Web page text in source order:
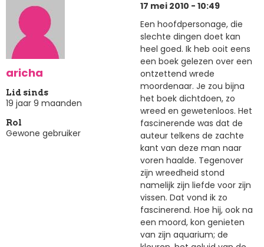
aricha
Lid sinds
19 jaar 9 maanden
Rol
Gewone gebruiker
17 mei 2010 - 10:49
Een hoofdpersonage, die
slechte dingen doet kan
heel goed. Ik heb ooit eens
een boek gelezen over een
ontzettend wrede
moordenaar. Je zou bijna
het boek dichtdoen, zo
wreed en gewetenloos. Het
fascinerende was dat de
auteur telkens de zachte
kant van deze man naar
voren haalde. Tegenover
zijn wreedheid stond
namelijk zijn liefde voor zijn
vissen. Dat vond ik zo
fascinerend. Hoe hij, ook na
een moord, kon genieten
van zijn aquarium; de